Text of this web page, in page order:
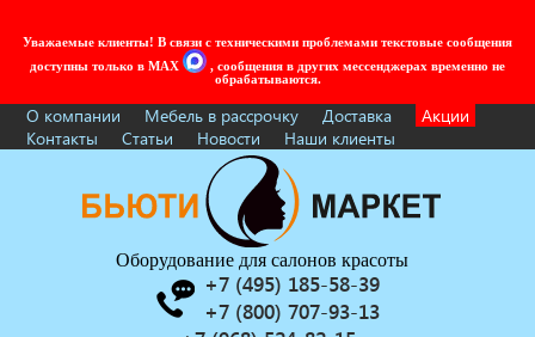
Уважаемые клиенты! В связи с техническими проблемами текстовые сообщения
доступны только в MAX
, сообщения в других мессенджерах временно не
обрабатываются.
О компании Мебель в рассрочку Доставка
Акции
Контакты
Статьи Новости Наши клиенты
Оборудование для салонов красоты
+7 (495) 185-58-39
+7 (800) 707-93-13